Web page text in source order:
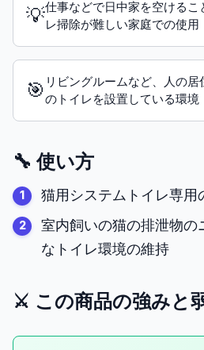
💡仕事などで日中家を空けるこ
レ掃除が難しい家庭での使用
🎯 リビングルームなど、人の
のトイレを設置している環境
🔧 使い方
猫用システムトイレ専用
室内飼いの猫の排泄物の
なトイレ環境の維持
⚔️ この商品の強みと